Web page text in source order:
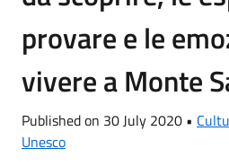
provare e le
vivere a Monte
Published on 30 July 2020 •
Unesco